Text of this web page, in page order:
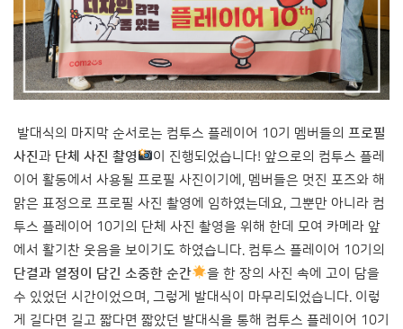
발대식의 마지막 순서로는 컴투스 플레이어 10기 멤버들의 프로필
사진과 단체 사진 촬영
이 진행되었습니다! 앞으로의 컴투스 플레
이어 활동에서 사용될 프로필 사진이기에, 멤버들은 멋진 포즈와 해
맑은 표정으로 프로필 사진 촬영에 임하였는데요, 그뿐만 아니라 컴
투스 플레이어 10기의 단체 사진 촬영을 위해 한데 모여 카메라 앞
에서 활기찬 웃음을 보이기도 하였습니다. 컴투스 플레이어 10기의
단결과 열정이 담긴 소중한 순간
을 한 장의 사진 속에 고이 담을
수 있었던 시간이었으며, 그렇게 발대식이 마무리되었습니다. 이렇
게 길다면 길고 짧다면 짧았던 발대식을 통해 컴투스 플레이어 10기